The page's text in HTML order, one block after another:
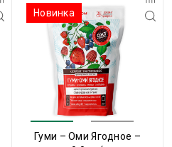
Новинка
Гуми – Оми Ягодное –